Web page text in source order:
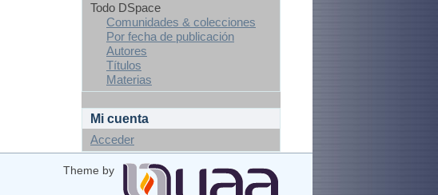
Todo DSpace
Comunidades & colecciones
Por fecha de publicación
Autores
Títulos
Materias
Mi cuenta
Acceder
Theme by